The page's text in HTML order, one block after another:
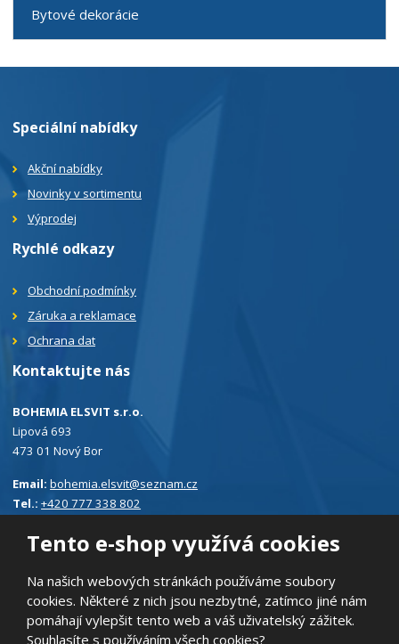
Tento e-shop využívá cookies
Na našich webových stránkách používáme soubory
cookies. Některé z nich jsou nezbytné, zatímco jiné nám
pomáhají vylepšit tento web a váš uživatelský zážitek.
Souhlasíte s používáním všech cookies?
Bytové dekorácie
Speciální nabídky
Akční nabídky
Novinky v sortimentu
Výprodej
Rychlé odkazy
Obchodní podmínky
Záruka a reklamace
Ochrana dat
Kontaktujte nás
BOHEMIA ELSVIT s.r.o.
Lipová 693
473 01 Nový Bor
Email: bohemia.elsvit@seznam.cz
Tel.:+420 777 338 802
© 2026, BOHEMIA ELSVIT s.r.o.
Prohlášení o přístupnosti|Ochrana osobních údajů| Mapa stránek